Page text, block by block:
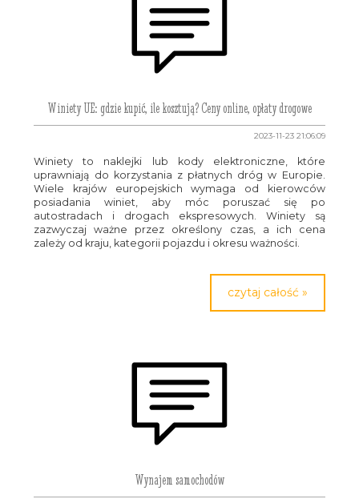
Winiety UE: gdzie kupić, ile kosztują? Ceny online, opłaty drogowe
2023-11-23 21:06:09
Winiety to naklejki lub kody elektroniczne, które
uprawniają do korzystania z płatnych dróg w Europie.
Wiele krajów europejskich wymaga od kierowców
posiadania winiet, aby móc poruszać się po
autostradach i drogach ekspresowych. Winiety są
zazwyczaj ważne przez określony czas, a ich cena
zależy od kraju, kategorii pojazdu i okresu ważności.
czytaj całość »
Wynajem samochodów